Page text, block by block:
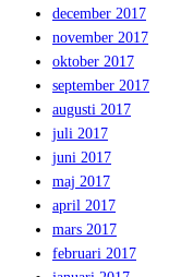
december 2017
november 2017
oktober 2017
september 2017
augusti 2017
juli 2017
juni 2017
maj 2017
april 2017
mars 2017
februari 2017